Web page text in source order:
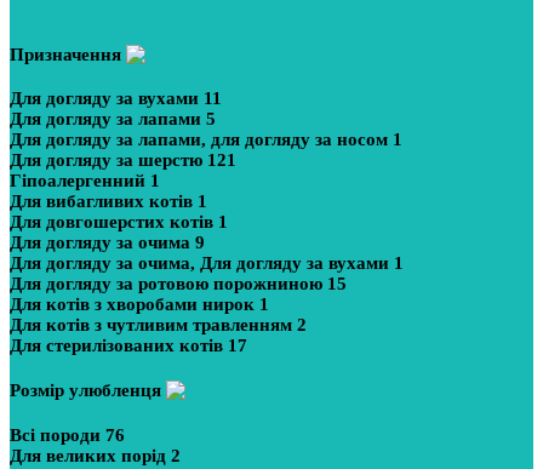
Призначення
Для догляду за вухами 11
Для догляду за лапами 5
Для догляду за лапами, для догляду за носом 1
Для догляду за шерстю 121
Гіпоалергенний 1
Для вибагливих котів 1
Для довгошерстих котів 1
Для догляду за очима 9
Для догляду за очима, Для догляду за вухами 1
Для догляду за ротовою порожниною 15
Для котів з хворобами нирок 1
Для котів з чутливим травленням 2
Для стерилізованих котів 17
Розмір улюбленця
Всі породи 76
Для великих порід 2